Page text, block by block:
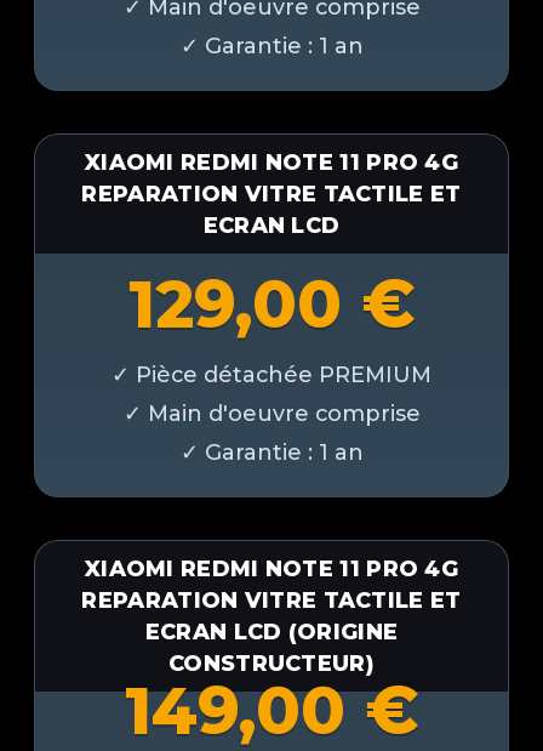
XIAOMI REDMI NOTE 11 PRO 4G
REPARATION VITRE TACTILE ET
ECRAN LCD
129,00 €
XIAOMI REDMI NOTE 11 PRO 4G
REPARATION VITRE TACTILE ET
ECRAN LCD (ORIGINE
CONSTRUCTEUR)
149,00€